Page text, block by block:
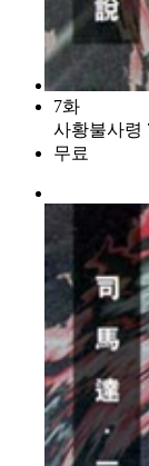
7화
사황불사령
무료